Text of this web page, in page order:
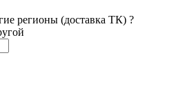
регионы (доставка ТК) ?